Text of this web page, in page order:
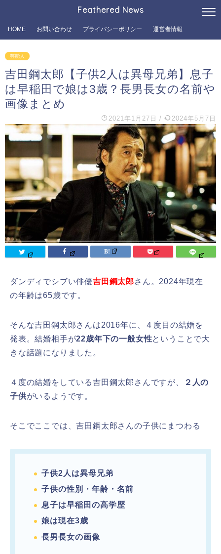
Feathered News
HOME お問い合わせ プライバシーポリシー 運営者情報
芸能人
吉田鋼太郎【子供2人は異母兄弟】息子
は早稲田で娘は3歳？長男長女の名前や
画像まとめ
2021年1月27日 / 2024年5月7日
ダンディでシブい俳優吉田鋼太郎さん。2024年現在
の年齢は65歳です。
そんな吉田鋼太郎さんは2016年に、４度目の結婚を
発表。結婚相手が22歳年下の一般女性ということで大
きな話題になりました。
４度の結婚をしている吉田鋼太郎さんですが、
２人の
子供がいるようです。
そこでここでは、吉田鋼太郎さんの子供にまつわる
子供2人は異母兄弟
子供の性別・年齢・名前
息子は早稲田の高学歴
娘は現在3歳
長男長女の画像